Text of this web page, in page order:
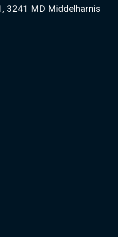
3241 MD Middelharnis